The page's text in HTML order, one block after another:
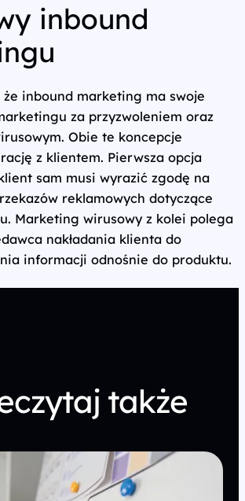
inbound
inbound marketing ma swoje
za przyzwoleniem oraz
Obie te koncepcje
z klientem. Pierwsza opcja
sam musi wyrazić zgodę na
reklamowych dotyczące
Marketing wirusowy z kolei polega
nakładania klienta do
informacji odnośnie do produktu.
także